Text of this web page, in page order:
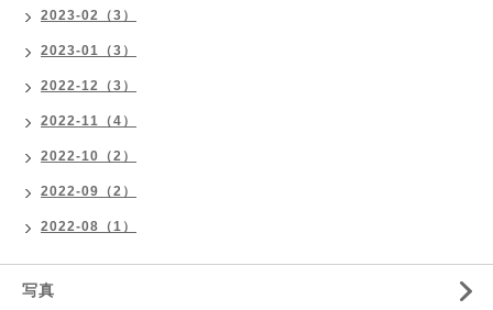
2023-02（3）
2023-01（3）
2022-12（3）
2022-11（4）
2022-10（2）
2022-09（2）
2022-08（1）
写真